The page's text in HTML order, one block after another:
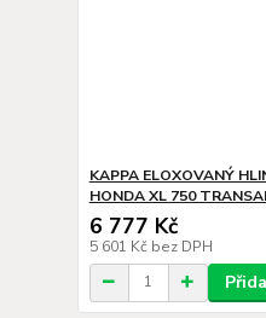
KAPPA ELOXOVANÝ
HONDA XL 750
6 777 Kč
5 601 Kč bez DPH